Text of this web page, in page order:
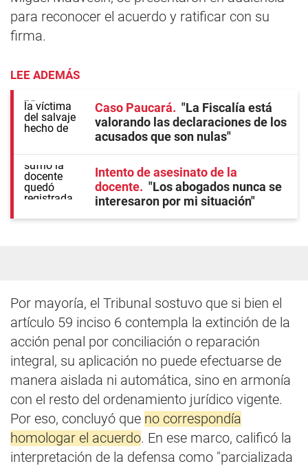
para reconocer el acuerdo y ratificar con su
firma.
LEE ADEMÁS
Caso Paucará
"La Fiscalía está
valorando las declaraciones de los
acusados que son nulas"
Intento de asesinato de la
docente
"Los abogados nunca se
interesaron por mi situación"
Por mayoría, el Tribunal sostuvo que si bien el
artículo 59 inciso 6 contempla la extinción de la
acción penal por conciliación o reparación
integral, su aplicación no puede efectuarse de
manera aislada ni automática, sino en armonía
con el resto del ordenamiento jurídico vigente.
Por eso, concluyó que no correspondía
homologar el acuerdo. En ese marco, calificó la
interpretación de la defensa como "parcializada